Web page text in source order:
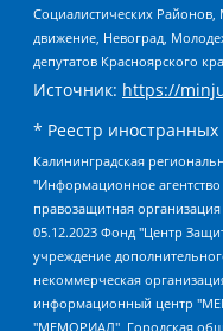
Социалистических Районов,
движение, Невоград,
депутатов Красноярского
Источник: https://
* Реестр иностранных
Калининградская региональная общественная организация "Экозащита!-Женсовет", Фонд содействия защите прав и свобод граждан "Общественный вердикт", Фонд "Институт Развития Свободы Информации", Частное учреждение "Информационное агентство МЕМО. РУ", Региональная общественная организация "Общественная комиссия по сохранению наследия академика Сахарова", Фонд поддержки свободы прессы, Санкт-Петербургская общественная правозащитная организация "Гражданский контроль", Межрегиональная общественная организация "Информационно-просветительский центр "Мемориал", Региональный Фонд "Центр Защиты Прав Средств Массовой Информации", с 05.12.2023 Фонд "Центр Защиты Прав Средств массовой информации", Региональная общественная благотворительная организация помощи беженцам и мигрантам "Гражданское содействие", Негосударственное образовательное учреждение дополнительного профессионального образования (повышение квалификации) специалистов "АКАДЕМИЯ ПО ПРАВАМ ЧЕЛОВЕКА", Свердловская региональная общественная организация "Сутяжник", Автономная некоммерческая организация "Центр независимых социологических исследований", Союз общественных объединений "Российский исследовательский центр по правам человека",